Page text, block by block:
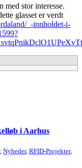
stor interesse.
glasset er verdt
_-innholdet-i-
i Aarhus
, Nyheder, RFID-Projekter,